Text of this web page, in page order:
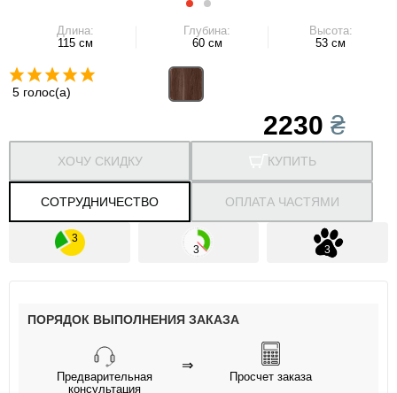
Длина:
115 см
Глубина:
60 см
Высота:
53 см
5 голос(а)
2230₴
КУПИТЬ
СОТРУДНИЧЕСТВО
ХОЧУ СКИДКУ
ОПЛАТА ЧАСТЯМИ
ПОРЯДОК ВЫПОЛНЕНИЯ ЗАКАЗА
Предварительная
консультация
⇒
Просчет заказа